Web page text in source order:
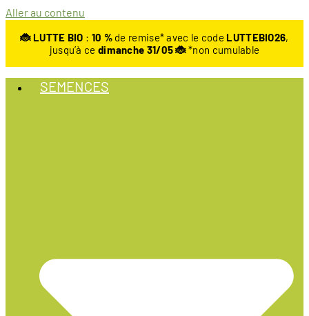
Aller au contenu
🐞 LUTTE BIO : 10 %de remise* avec le code LUTTEBIO26,
jusqu’à ce dimanche 31/05 🐞*non cumulable
SEMENCES